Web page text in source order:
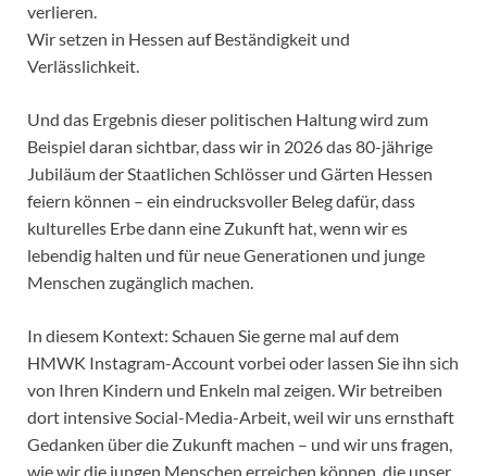
verlieren.
Wir setzen in Hessen auf Beständigkeit und
Verlässlichkeit.
Und das Ergebnis dieser politischen Haltung wird zum
Beispiel daran sichtbar, dass wir in 2026 das 80-jährige
Jubiläum der Staatlichen Schlösser und Gärten Hessen
feiern können – ein eindrucksvoller Beleg dafür, dass
kulturelles Erbe dann eine Zukunft hat, wenn wir es
lebendig halten und für neue Generationen und junge
Menschen zugänglich machen.
In diesem Kontext: Schauen Sie gerne mal auf dem
HMWK Instagram-Account vorbei oder lassen Sie ihn sich
von Ihren Kindern und Enkeln mal zeigen. Wir betreiben
dort intensive Social-Media-Arbeit, weil wir uns ernsthaft
Gedanken über die Zukunft machen – und wir uns fragen,
wie wir die jungen Menschen erreichen können, die unser